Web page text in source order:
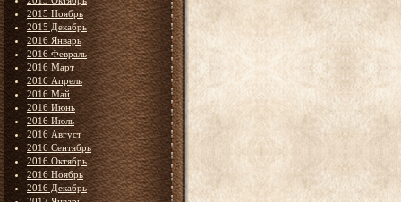
2015 Ноябрь
2015 Декабрь
2016 Январь
2016 Февраль
2016 Март
2016 Апрель
2016 Май
2016 Июнь
2016 Июль
2016 Август
2016 Сентябрь
2016 Октябрь
2016 Ноябрь
2016 Декабрь